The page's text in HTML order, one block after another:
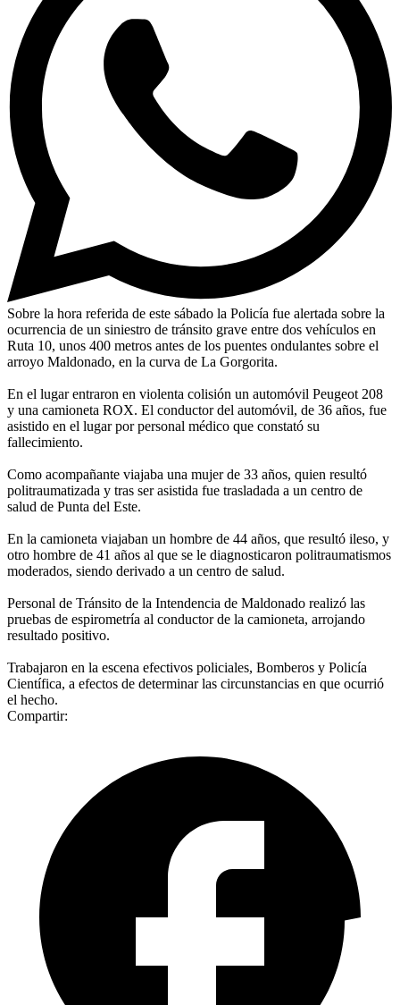
Sobre la hora referida de este sábado la Policía fue alertada sobre la
ocurrencia de un siniestro de tránsito grave entre dos vehículos en
Ruta 10, unos 400 metros antes de los puentes ondulantes sobre el
arroyo Maldonado, en la curva de La Gorgorita.
En el lugar entraron en violenta colisión un automóvil Peugeot 208
y una camioneta ROX. El conductor del automóvil, de 36 años, fue
asistido en el lugar por personal médico que constató su
fallecimiento.
Como acompañante viajaba una mujer de 33 años, quien resultó
politraumatizada y tras ser asistida fue trasladada a un centro de
salud de Punta del Este.
En la camioneta viajaban un hombre de 44 años, que resultó ileso, y
otro hombre de 41 años al que se le diagnosticaron politraumatismos
moderados, siendo derivado a un centro de salud.
Personal de Tránsito de la Intendencia de Maldonado realizó las
pruebas de espirometría al conductor de la camioneta, arrojando
resultado positivo.
Trabajaron en la escena efectivos policiales, Bomberos y Policía
Científica, a efectos de determinar las circunstancias en que ocurrió
el hecho.
Compartir: